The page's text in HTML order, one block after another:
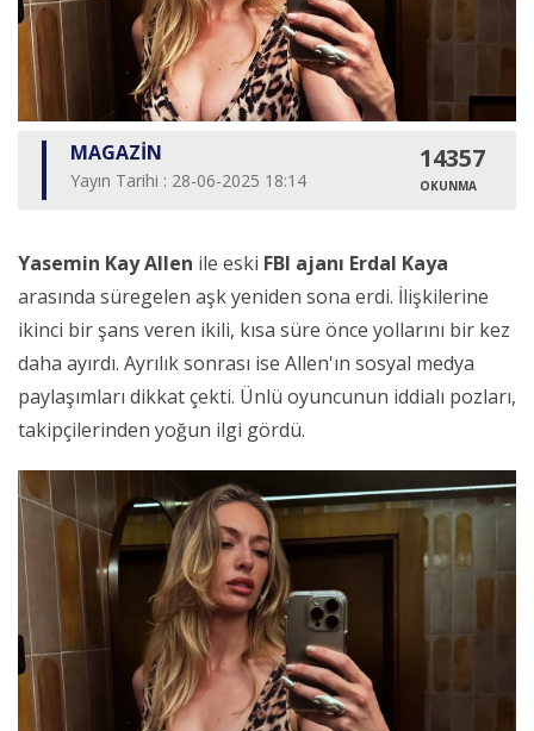
MAGAZİN
Yayın Tarihi : 28-06-2025 18:14
14357
OKUNMA
Yasemin Kay Allen ile eski FBI ajanı Erdal Kaya
arasında süregelen aşk yeniden sona erdi. İlişkilerine
ikinci bir şans veren ikili, kısa süre önce yollarını bir kez
daha ayırdı. Ayrılık sonrası ise Allen'ın sosyal medya
paylaşımları dikkat çekti. Ünlü oyuncunun iddialı pozları,
takipçilerinden yoğun ilgi gördü.